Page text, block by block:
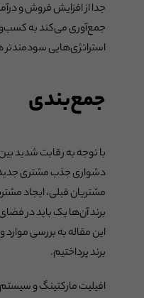
جدا از افزایش فروش و
جمع‌آوری می‌کند به
استراتژی‌هایی
جمع‌بندی
با توجه به رقابت شدید
دشواری جذب مشتری
مشتریان قبلی، ایجاد
برند آن‌ها یک باید در
این مقاله به بررسی موارد
برند پرداختیم.
افیلیت مارکتینگ و